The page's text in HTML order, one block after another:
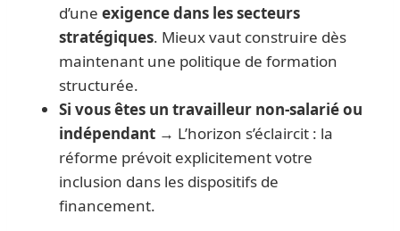
d’une exigence dans les secteurs
stratégiques. Mieux vaut construire dès
maintenant une politique de formation
structurée.
Si vous êtes un travailleur non-salarié ou
indépendant → L’horizon s’éclaircit : la
réforme prévoit explicitement votre
inclusion dans les dispositifs de
financement.